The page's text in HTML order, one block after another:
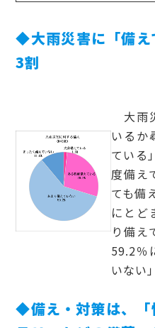
◆大雨災害に「備え
3割
大雨
いるか
ている
度備え
ても備
にとど
り備え
59.2％
いない
◆備え・対策は、「